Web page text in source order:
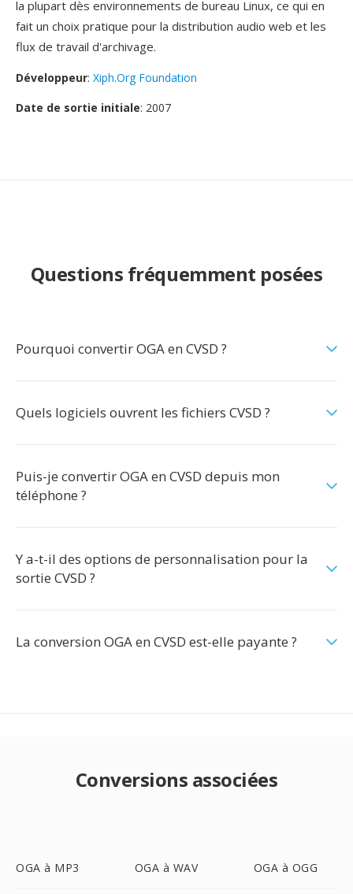
la plupart dès environnements de bureau Linux, ce qui en
fait un choix pratique pour la distribution audio web et les
flux de travail d'archivage.
Développeur: Xiph.Org Foundation
Date de sortie initiale: 2007
Questions fréquemment posées
Pourquoi convertir OGA en CVSD ?
Quels logiciels ouvrent les fichiers CVSD ?
Puis-je convertir OGA en CVSD depuis mon
téléphone ?
Y a-t-il des options de personnalisation pour la
sortie CVSD ?
La conversion OGA en CVSD est-elle payante ?
Conversions associées
OGA à MP3 OGA à WAV OGA à OGG